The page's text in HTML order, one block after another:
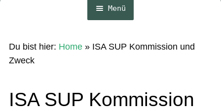
Menü
SUP-Events
Du bist hier: Home» ISA SUP Kommission und
Zweck
ISA SUP Kommission